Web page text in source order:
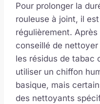
Pour prolonger la
rouleuse à joint, il
régulièrement.
conseillé de
les résidus de tabac
utiliser un chiffon
basique, mais
des nettoyants